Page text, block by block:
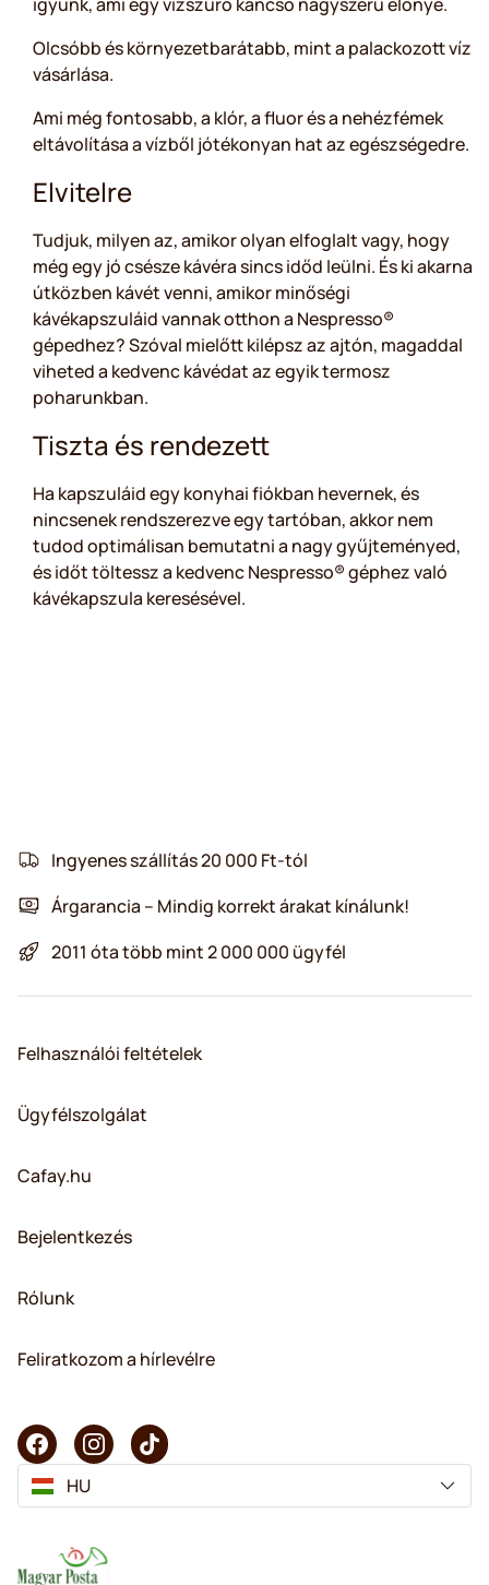
Olcsóbb és környezetbarátabb, mint a palackozott víz
vásárlása.
Ami még fontosabb, a klór, a fluor és a nehézfémek
eltávolítása a vízből jótékonyan hat az egészségedre.
Elvitelre
Tudjuk, milyen az, amikor olyan elfoglalt vagy, hogy
még egy jó csésze kávéra sincs időd leülni. És ki akarna
útközben kávét venni, amikor minőségi
kávékapszuláid vannak otthon a Nespresso®
gépedhez? Szóval mielőtt kilépsz az ajtón, magaddal
viheted a kedvenc kávédat az egyik termosz
poharunkban.
Tiszta és rendezett
Ha kapszuláid egy konyhai fiókban hevernek, és
nincsenek rendszerezve egy tartóban, akkor nem
tudod optimálisan bemutatni a nagy gyűjteményed,
és időt töltessz a kedvenc Nespresso® géphez való
kávékapszula keresésével.
Ingyenes szállítás 20 000 Ft-tól
Árgarancia – Mindig korrekt árakat kínálunk!
2011 óta több mint 2 000 000 ügyfél
Felhasználói feltételek
Ügyfélszolgálat
Cafay.hu
Bejelentkezés
Rólunk
Feliratkozom a hírlevélre
HU